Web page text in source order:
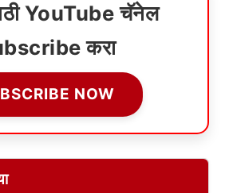
YouTube चॅनेल
करा
NOW